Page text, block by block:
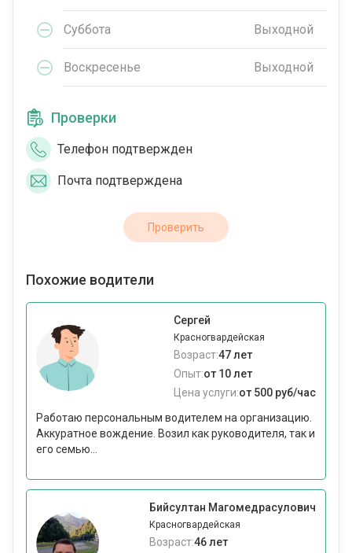
Суббота Выходной
Воскресенье Выходной
Проверки
Телефон подтвержден
Почта подтверждена
Проверить
Похожие водители
Сергей
Красногвардейская
Возраст:47 лет
Опыт:от 10 лет
Цена услуги:от 500 руб/час
Работаю персональным водителем на организацию.
Аккуратное вождение. Возил как руководителя, так и
его семью...
Бийсултан Магомедрасулович
Красногвардейская
Возраст:46 лет